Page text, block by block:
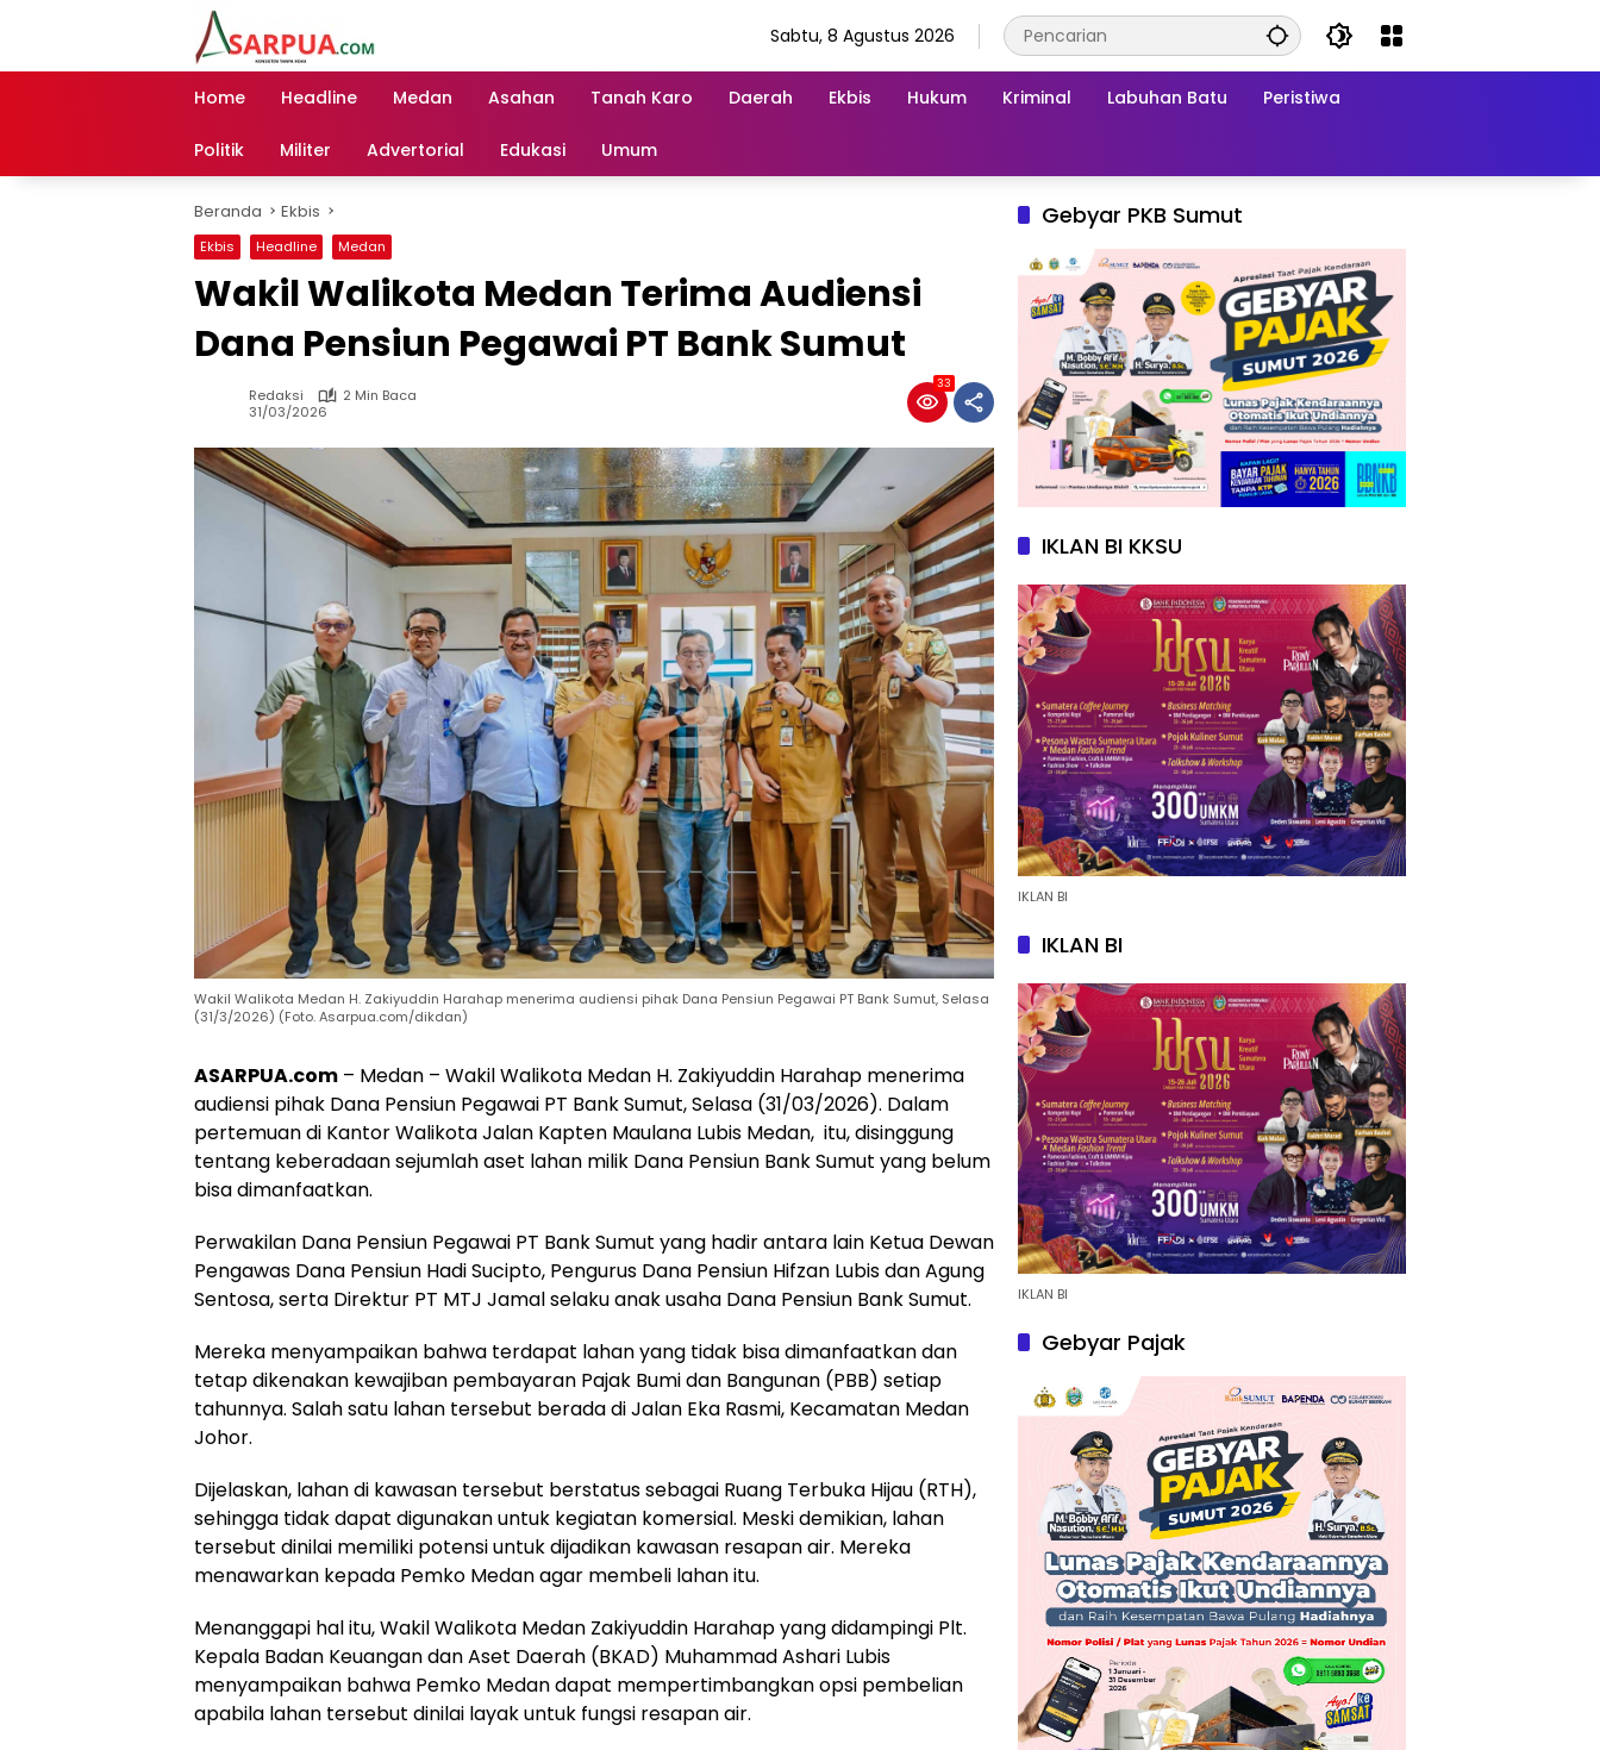
Sabtu, 8 Agustus 2026
Home Headline Medan Asahan Tanah Karo Daerah Ekbis Hukum Kriminal Labuhan Batu Peristiwa
Politik Militer Advertorial Edukasi Umum
Beranda Ekbis
Ekbis Headline Medan
Wakil Walikota Medan Terima Audiensi
Dana Pensiun Pegawai PT Bank Sumut
Redaksi
2 Min Baca
31/03/2026
33
Wakil Walikota Medan H. Zakiyuddin Harahap menerima audiensi pihak Dana Pensiun Pegawai PT Bank Sumut, Selasa
(31/3/2026) (Foto. Asarpua.com/dikdan)
ASARPUA.com – Medan – Wakil Walikota Medan H. Zakiyuddin Harahap menerima
audiensi pihak Dana Pensiun Pegawai PT Bank Sumut, Selasa (31/03/2026). Dalam
pertemuan di Kantor Walikota Jalan Kapten Maulana Lubis Medan, itu, disinggung
tentang keberadaan sejumlah aset lahan milik Dana Pensiun Bank Sumut yang belum
bisa dimanfaatkan.
Perwakilan Dana Pensiun Pegawai PT Bank Sumut yang hadir antara lain Ketua Dewan
Pengawas Dana Pensiun Hadi Sucipto, Pengurus Dana Pensiun Hifzan Lubis dan Agung
Sentosa, serta Direktur PT MTJ Jamal selaku anak usaha Dana Pensiun Bank Sumut.
Mereka menyampaikan bahwa terdapat lahan yang tidak bisa dimanfaatkan dan
tetap dikenakan kewajiban pembayaran Pajak Bumi dan Bangunan (PBB) setiap
tahunnya. Salah satu lahan tersebut berada di Jalan Eka Rasmi, Kecamatan Medan
Johor.
Dijelaskan, lahan di kawasan tersebut berstatus sebagai Ruang Terbuka Hijau (RTH),
sehingga tidak dapat digunakan untuk kegiatan komersial. Meski demikian, lahan
tersebut dinilai memiliki potensi untuk dijadikan kawasan resapan air. Mereka
menawarkan kepada Pemko Medan agar membeli lahan itu.
Menanggapi hal itu, Wakil Walikota Medan Zakiyuddin Harahap yang didampingi Plt.
Kepala Badan Keuangan dan Aset Daerah (BKAD) Muhammad Ashari Lubis
menyampaikan bahwa Pemko Medan dapat mempertimbangkan opsi pembelian
apabila lahan tersebut dinilai layak untuk fungsi resapan air.
Gebyar PKB Sumut
IKLAN BI KKSU
IKLAN BI
IKLAN BI
IKLAN BI
Gebyar Pajak